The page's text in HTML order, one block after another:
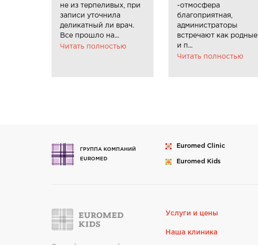
не из терпеливых, при
записи уточнила
деликатный ли врач.
Все прошло на...
Читать полностью
-отмосфера
благоприятная,
администраторы
встречают как родные
и п...
Читать полностью
ГРУППА КОМПАНИЙ
EUROMED
Euromed Clinic
Euromed Kids
Услуги и цены
Наша клиника